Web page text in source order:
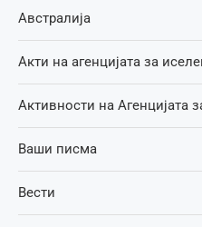
Австралија
Акти на агенцијата за
Активности на Агенцијата
Ваши писма
Вести